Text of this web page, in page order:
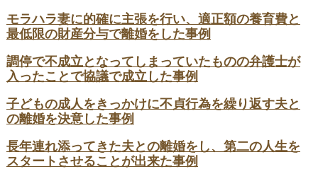
モラハラ妻に的確に主張を行い、適正額の養育費と
最低限の財産分与で離婚をした事例
調停で不成立となってしまっていたものの弁護士が
入ったことで協議で成立した事例
子どもの成人をきっかけに不貞行為を繰り返す夫と
の離婚を決意した事例
長年連れ添ってきた夫との離婚をし、第二の人生を
スタートさせることが出来た事例